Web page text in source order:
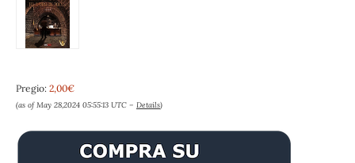
Pregio: 2,00€
(as of May 28,2024 05:55:13 UTC – Details)